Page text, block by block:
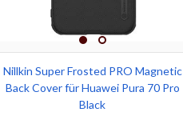
Nillkin Super Frosted PRO Magnetic
Back Cover für Huawei Pura 70 Pro
Black